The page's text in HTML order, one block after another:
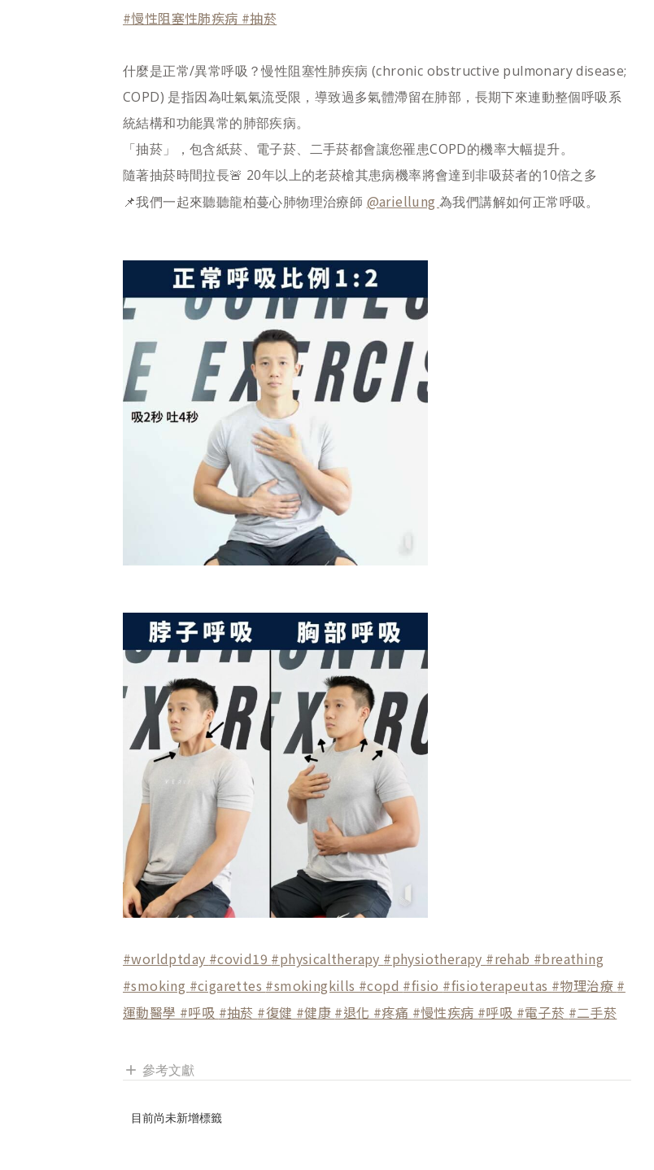
#慢性阻塞性肺疾病 #抽菸
什麼是正常/異常呼吸？慢性阻塞性肺疾病 (chronic obstructive pulmonary disease;
COPD) 是指因為吐氣氣流受限，導致過多氣體滯留在肺部，長期下來連動整個呼吸系
統結構和功能異常的肺部疾病。
「抽菸」，包含紙菸、電子菸、二手菸都會讓您罹患COPD的機率大幅提升。
隨著抽菸時間拉長🚨 20年以上的老菸槍其患病機率將會達到非吸菸者的10倍之多
📌我們一起來聽聽龍柏蔓心肺物理治療師 @ariellung為我們講解如何正常呼吸。
#worldptday #covid19 #physicaltherapy #physiotherapy #rehab #breathing
#smoking #cigarettes #smokingkills #copd #fisio #fisioterapeutas #物理治療 #
運動醫學 #呼吸 #抽菸 #復健 #健康 #退化 #疼痛 #慢性疾病 #呼吸 #電子菸 #二手菸
add 參考文獻
目前尚未新增標籤